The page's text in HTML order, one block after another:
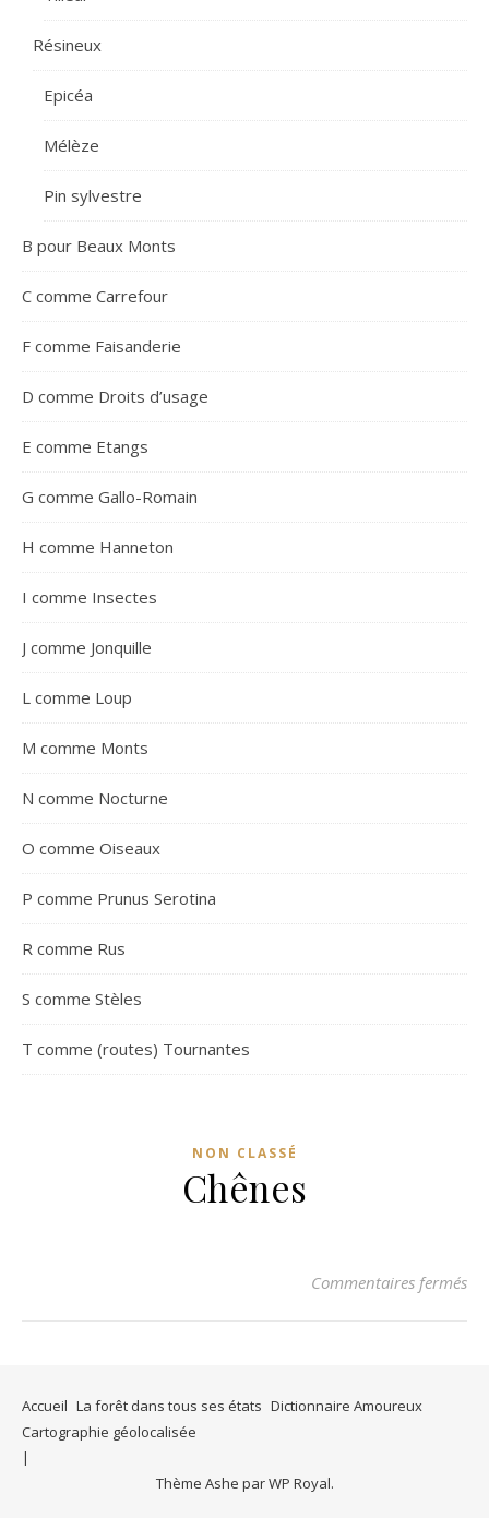
Résineux
Epicéa
Mélèze
Pin sylvestre
B pour Beaux Monts
C comme Carrefour
F comme Faisanderie
D comme Droits d’usage
E comme Etangs
G comme Gallo-Romain
H comme Hanneton
I comme Insectes
J comme Jonquille
L comme Loup
M comme Monts
N comme Nocturne
O comme Oiseaux
P comme Prunus Serotina
R comme Rus
S comme Stèles
T comme (routes) Tournantes
NON CLASSÉ
Chênes
Commentaires fermés
Accueil La forêt dans tous ses états Dictionnaire Amoureux
Cartographie géolocalisée
Thème Ashe parWP Royal.